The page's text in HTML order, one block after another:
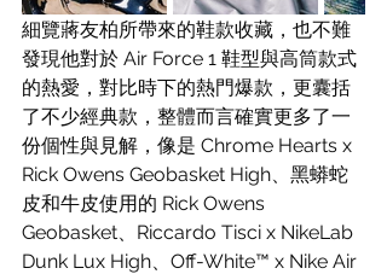
細覽蔣友柏所帶來的鞋款收藏，也不難
發現他對於 Air Force 1 鞋型與高筒款式
的熱愛，對比時下的熱門爆款，更囊括
了不少經典款，整體而言確實更多了一
份個性與見解，像是 Chrome Hearts x
Rick Owens Geobasket High、黑蟒蛇
皮和牛皮使用的 Rick Owens
Geobasket、Riccardo Tisci x NikeLab
Dunk Lux High、Off-White™ x Nike Air